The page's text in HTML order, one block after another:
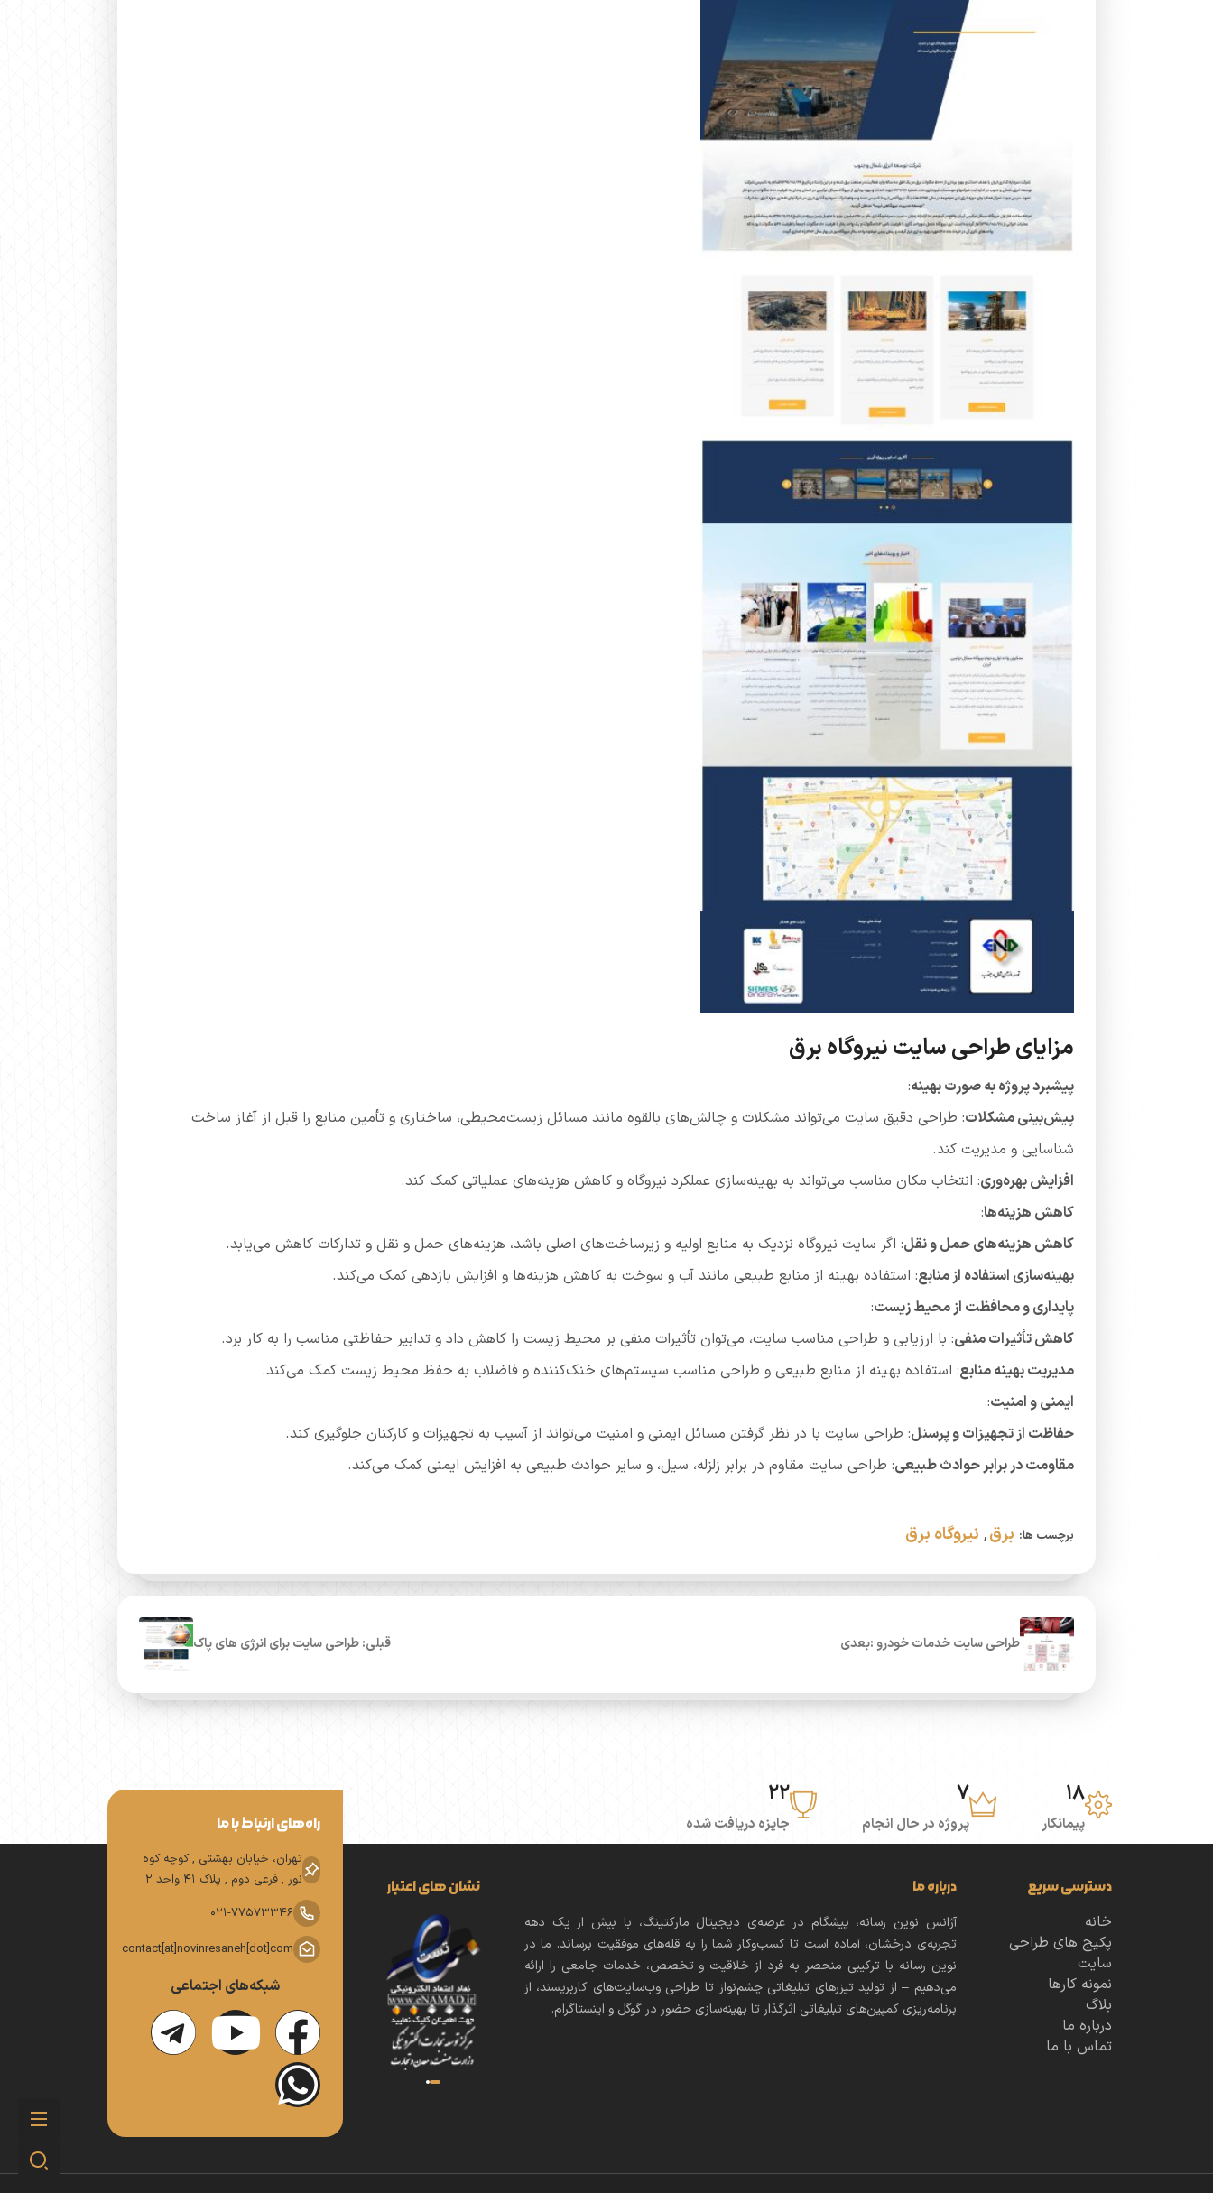
مزایای طراحی سایت نیروگاه برق
پیشبرد پروژه به صورت بهینه:
پیش‌بینی مشکلات: طراحی دقیق سایت می‌تواند مشکلات و چالش‌های بالقوه مانند مسائل زیست‌محیطی، ساختاری و تأمین منابع را قبل از آغاز ساخت
شناسایی و مدیریت کند.
افزایش بهره‌وری: انتخاب مکان مناسب می‌تواند به بهینه‌سازی عملکرد نیروگاه و کاهش هزینه‌های عملیاتی کمک کند.
کاهش هزینه‌ها:
کاهش هزینه‌های حمل و نقل: اگر سایت نیروگاه نزدیک به منابع اولیه و زیرساخت‌های اصلی باشد، هزینه‌های حمل و نقل و تدارکات کاهش می‌یابد.
بهینه‌سازی استفاده از منابع: استفاده بهینه از منابع طبیعی مانند آب و سوخت به کاهش هزینه‌ها و افزایش بازدهی کمک می‌کند.
پایداری و محافظت از محیط زیست:
کاهش تأثیرات منفی: با ارزیابی و طراحی مناسب سایت، می‌توان تأثیرات منفی بر محیط زیست را کاهش داد و تدابیر حفاظتی مناسب را به کار برد.
مدیریت بهینه منابع: استفاده بهینه از منابع طبیعی و طراحی مناسب سیستم‌های خنک‌کننده و فاضلاب به حفظ محیط زیست کمک می‌کند.
ایمنی و امنیت:
حفاظت از تجهیزات و پرسنل: طراحی سایت با در نظر گرفتن مسائل ایمنی و امنیت می‌تواند از آسیب به تجهیزات و کارکنان جلوگیری کند.
مقاومت در برابر حوادث طبیعی: طراحی سایت مقاوم در برابر زلزله، سیل، و سایر حوادث طبیعی به افزایش ایمنی کمک می‌کند.
برچسب ها: برق , نیروگاه برق
طراحی سایت خدمات خودرو :بعدی قبلی: طراحی سایت برای انرژی های پاک
18
پیمانکار
7
پروژه در حال انجام
22
جایزه دریافت شده
دسترسی سریع
خانه
پکیج های طراحی
سایت
نمونه کارها
بلاگ
درباره ما
تماس با ما
درباره ما
آژانس نوین رسانه، پیشگام در عرصه‌ی دیجیتال مارکتینگ، با بیش از یک دهه
تجربه‌ی درخشان، آماده است تا کسب‌وکار شما را به قله‌های موفقیت برساند. ما در
نوین رسانه با ترکیبی منحصر به فرد از خلاقیت و تخصص، خدمات جامعی را ارائه
می‌دهیم – از تولید تیزرهای تبلیغاتی چشم‌نواز تا طراحی وب‌سایت‌های کاربرپسند، از
برنامه‌ریزی کمپین‌های تبلیغاتی اثرگذار تا بهینه‌سازی حضور در گوگل و اینستاگرام.
نشان های اعتبار
راه‌های ارتباط با ما
تهران، خیابان بهشتی , کوچه کوه
نور , فرعی دوم , پلاک 41 واحد 2
021-77573346
contact[at]novinresaneh[dot]com
شبکه‌های اجتماعی